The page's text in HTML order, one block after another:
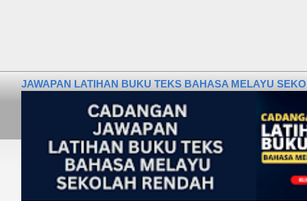
JAWAPAN LATIHAN BUKU TEKS BAHASA MELAYU